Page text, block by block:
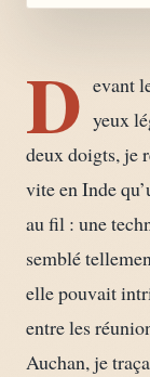
D evant
yeux
deux doigts, je
vite en Inde
au fil : une
semblé
elle pouvait
entre les
Auchan, je